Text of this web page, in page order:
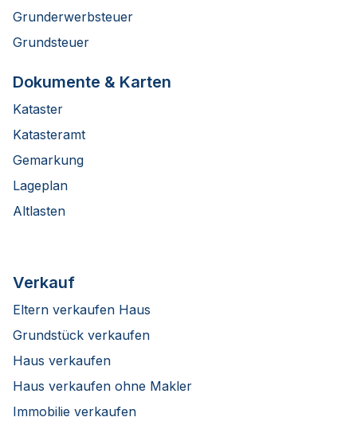
Grunderwerbsteuer
Grundsteuer
Dokumente & Karten
Kataster
Katasteramt
Gemarkung
Lageplan
Altlasten
Verkauf
Eltern verkaufen Haus
Grundstück verkaufen
Haus verkaufen
Haus verkaufen ohne Makler
Immobilie verkaufen